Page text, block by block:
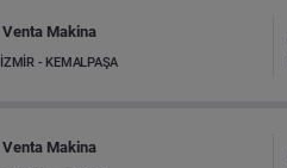
Venta Makina
İZMİR - KEMALPAŞA
Venta Makina